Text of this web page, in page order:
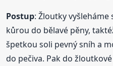
Postup: Žloutky
kůrou do bělavé pěny,
špetkou soli pevný sníh a
do pečiva. Pak do